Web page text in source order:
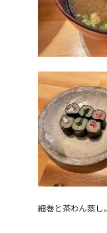
細巻と茶わん蒸し。